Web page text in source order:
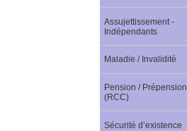
Assujettissement -
Indépendants
Maladie / Invalidité
Pension / Prépension
(RCC)
Sécurité d’existence